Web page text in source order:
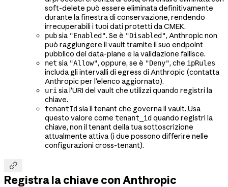
soft-delete può essere eliminata definitivamente
durante la finestra di conservazione, rendendo
irrecuperabili i tuoi dati protetti da CMEK.
pubsia "Enabled". Se è "Disabled", Anthropic non
può raggiungere il vault tramite il suo endpoint
pubblico del data-plane e la validazione fallisce.
net sia "Allow", oppure, se è "Deny", che ipRules
includa gli intervalli di egress di Anthropic (contatta
Anthropic per l'elenco aggiornato).
urisia l'URI del vault che utilizzi quando registri la
chiave.
tenantId sia il tenant che governa il vault. Usa
questo valore come tenant_id quando registri la
chiave, non il tenant della tua sottoscrizione
attualmente attiva (i due possono differire nelle
configurazioni cross-tenant).

Registra la chiave con Anthropic